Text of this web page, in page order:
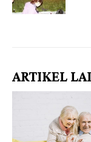
Gendis.ID
ARTIKEL